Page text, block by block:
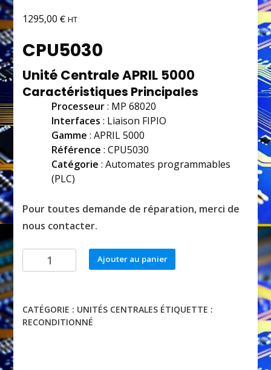
1295,00€ HT
CPU5030
Unité Centrale APRIL 5000
Caractéristiques Principales
Processeur: MP 68020
Interfaces : Liaison FIPIO
Gamme : APRIL 5000
Référence : CPU5030
Catégorie : Automates programmables
(PLC)
Pour toutes demande de réparation, merci de
nous contacter.
quantité
de
Ajouter au panier
CATÉGORIE : UNITÉS CENTRALES ÉTIQUETTE :
RECONDITIONNÉ